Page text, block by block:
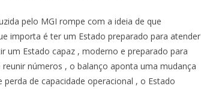
pelo MGI rompe com a ideia de que
importa é ter um Estado preparado para atender
um Estado capaz , moderno e preparado para
reunir números , o balanço aponta uma mudança
perda de capacidade operacional , o Estado